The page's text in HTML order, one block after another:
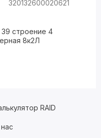
320132600020621
39 строение 4
8к2Л
RAID